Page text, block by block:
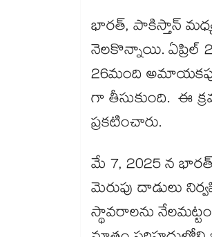
భారత్, పాకిస్తాన్ మధ్య
నెలకొన్నాయి. ఏప్రిల్
26మంది
గా తీసుకుంది. ఈ
ప్రకటించారు.
మే 7, 2025 న
మెరుపు దాడులు
స్థావరాలను